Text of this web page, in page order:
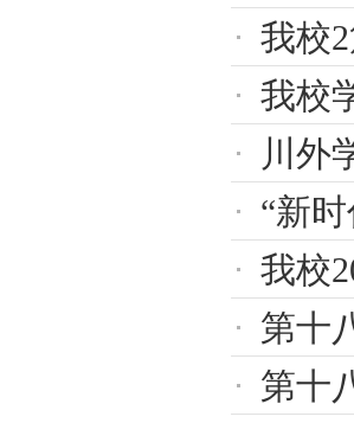
我校
我校
川外
“新
我校
第十
第十